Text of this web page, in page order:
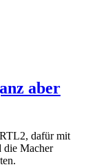
aber
dafür mit
die Macher